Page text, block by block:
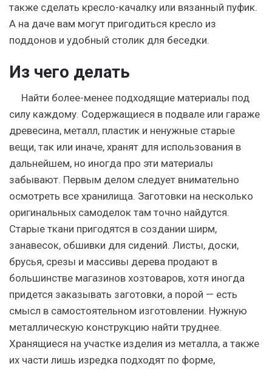
также сделать кресло-качалку или вязанный пуфик.
А на даче вам могут пригодиться кресло из
поддонов и удобный столик для беседки.
Из чего делать
Найти более-менее подходящие материалы под
силу каждому. Содержащиеся в подвале или гараже
древесина, металл, пластик и ненужные старые
вещи, так или иначе, хранят для использования в
дальнейшем, но иногда про эти материалы
забывают. Первым делом следует внимательно
осмотреть все хранилища. Заготовки на несколько
оригинальных самоделок там точно найдутся.
Старые ткани пригодятся в создании ширм,
занавесок, обшивки для сидений. Листы, доски,
брусья, срезы и массивы дерева продают в
большинстве магазинов хозтоваров, хотя иногда
придется заказывать заготовки, а порой — есть
смысл в самостоятельном изготовлении. Нужную
металлическую конструкцию найти труднее.
Хранящиеся на участке изделия из металла, а также
их части лишь изредка подходят по форме,